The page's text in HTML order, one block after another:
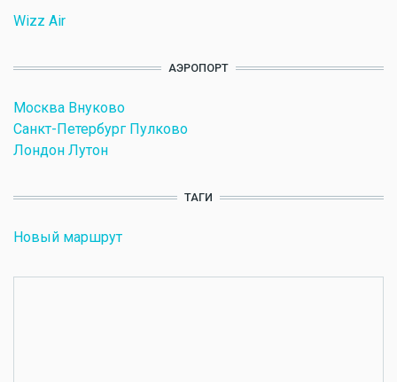
Wizz Air
АЭРОПОРТ
Москва Внуково
Санкт-Петербург Пулково
Лондон Лутон
ТАГИ
Новый маршрут